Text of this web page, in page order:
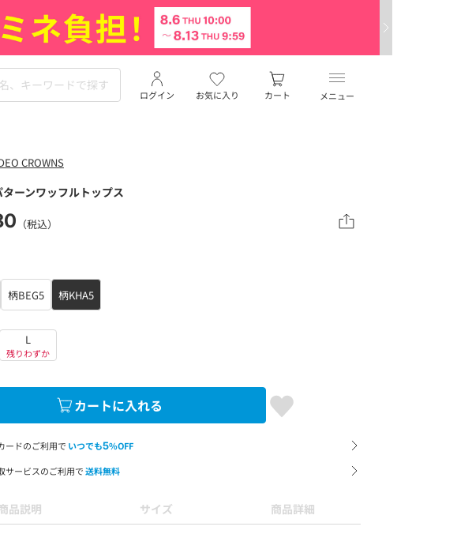
メニュー
お気に入り
ログイン カート
CROWNS
ーンワッフルトップス
（税込）
柄BEG5
柄KHA5
L
残りわずか
カートに入れる
ードのご利用で いつでも5%OFF
サービスのご利用で送料無料
品説明 サイズ 商品詳細